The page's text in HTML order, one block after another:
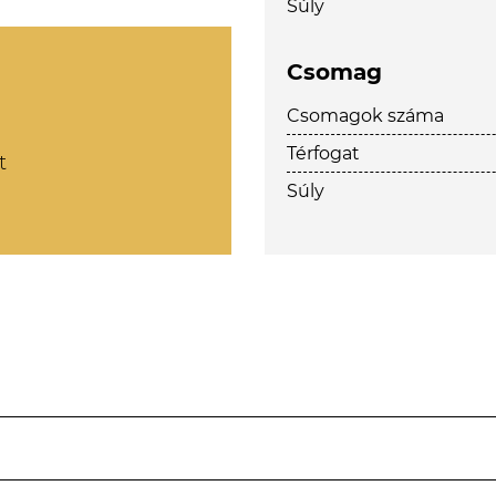
Súly
Csomag
Csomagok száma
Térfogat
Súly